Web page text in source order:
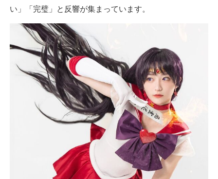
スマホと通信の最新トレンド
進化するPCとデバイスの未来
好きが集まる 比べて選べる
ビジネスと働き方のヒント
AI活用のいまが分かる
企業ITのトレンドを詳説
経営リーダーのコミュニティ
マーケ×ITの今がよく分かる
ITエンジニア向け専門サイト
い」「完璧」と反響が集まっています。